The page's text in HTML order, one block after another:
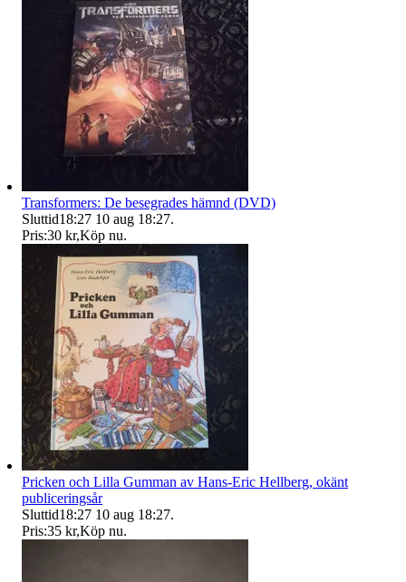
Transformers: De besegrades hämnd (DVD)
Sluttid18:27 10 aug 18:27.
Pris:30 kr,Köp nu.
Pricken och Lilla Gumman av Hans-Eric Hellberg, okänt
publiceringsår
Sluttid18:27 10 aug 18:27.
Pris:35 kr,Köp nu.